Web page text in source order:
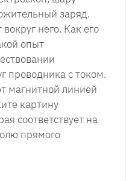
заряд.
него. Как его
опыт
проводника с током.
магнитной линией
картину
соответствует на
прямого